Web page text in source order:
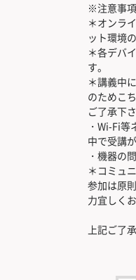
※注意事
＊オンラ
ット環境
＊各デバ
す。
＊講義中
のためこ
ご了承下さ
・Wi-Fi
中で受講
・機器の
＊コミュ
参加は原
力宜しく
上記ご了